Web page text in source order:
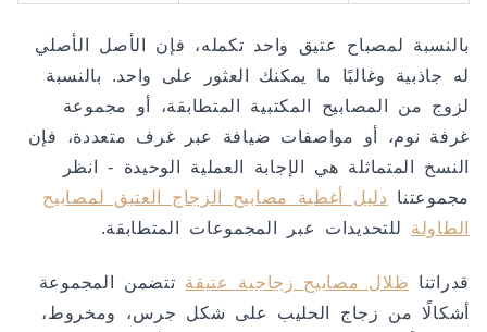
بالنسبة لمصباح عتيق واحد تكمله، فإن الأصل الأصلي
له جاذبية وغالبًا ما يمكنك العثور على واحد. بالنسبة
لزوج من المصابيح المكتبية المتطابقة، أو مجموعة
غرفة نوم، أو مواصفات ضيافة عبر غرف متعددة، فإن
النسخ المتماثلة هي الإجابة العملية الوحيدة - انظر
مجموعتنا دليل أغطية مصابيح الزجاج العتيق لمصابيح
الطاولة للتحديدات عبر المجموعات المتطابقة.
قدراتنا ظلال مصابيح زجاجية عتيقة تتضمن المجموعة
أشكالًا من زجاج الحليب على شكل جرس، ومخروط،